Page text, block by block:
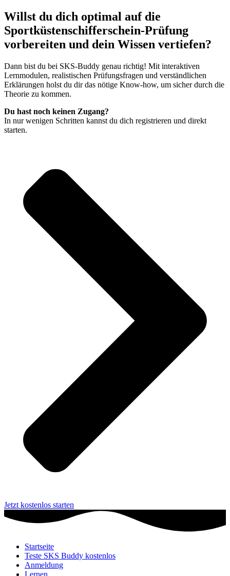
Willst du dich optimal auf die
Sportküstenschifferschein-Prüfung
vorbereiten und dein Wissen vertiefen?
Dann bist du bei SKS-Buddy genau richtig! Mit interaktiven
Lernmodulen, realistischen Prüfungsfragen und verständlichen
Erklärungen holst du dir das nötige Know-how, um sicher durch die
Theorie zu kommen.
Du hast noch keinen Zugang?
In nur wenigen Schritten kannst du dich registrieren und direkt
starten.
Jetzt kostenlos starten
Startseite
Teste SKS Buddy kostenlos
Anmeldung